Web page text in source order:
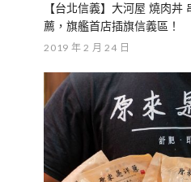
【台北信義】大河屋 燒肉丼
薦，旗艦首店插旗信義區！
2019 年 2 月 24 日